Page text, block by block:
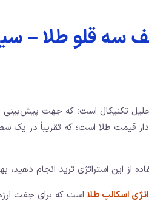
سه قلو طلا –
تکنیکال است؛ که جهت پیش‌بینی
قیمت طلا است؛ که تقریباً در یک
از این استراتژی ترید انجام دهید،
اسکالپ طلا است که برای جفت